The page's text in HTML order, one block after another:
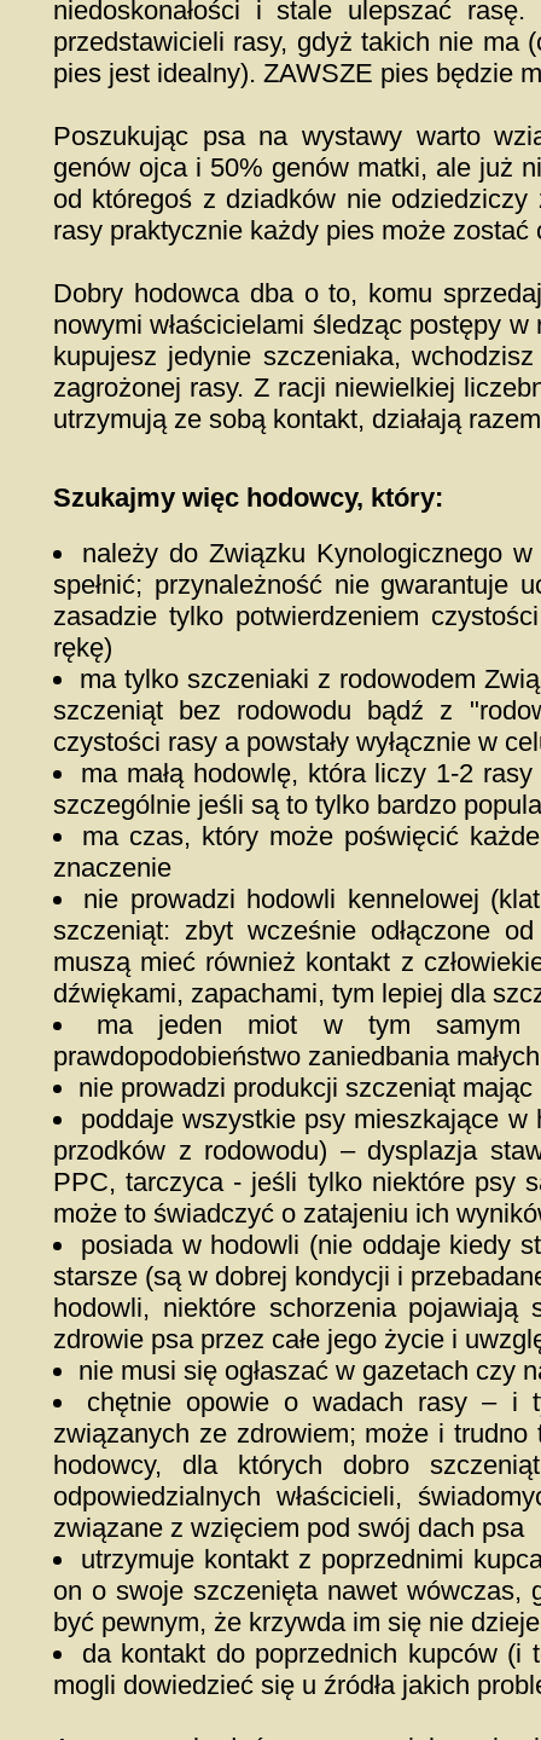
niedoskonałości i stale ulepszać
przedstawicieli rasy, gdyż takich nie ma
pies jest idealny). ZAWSZE pies będzie
Poszukując psa na wystawy warto
genów ojca i 50% genów matki, ale już
od któregoś z dziadków nie
rasy praktycznie każdy pies może
Dobry hodowca dba o to, komu
nowymi właścicielami śledząc postępy
kupujesz jedynie szczeniaka,
zagrożonej rasy. Z racji niewielkiej
utrzymują ze sobą kontakt, działają
Szukajmy więc hodowcy, który:
należy do Związku Kynologicznego
spełnić; przynależność nie gwarantuje
zasadzie tylko potwierdzeniem
rękę)
ma tylko szczeniaki z rodowodem
szczeniąt bez rodowodu bądź z
czystości rasy a powstały wyłącznie w
ma małą hodowlę, która liczy 1-2
szczególnie jeśli są to tylko bardzo
ma czas, który może poświęcić
znaczenie
nie prowadzi hodowli kennelowej
szczeniąt: zbyt wcześnie odłączone
muszą mieć również kontakt z
dźwiękami, zapachami, tym lepiej dla
ma jeden miot w tym samym
prawdopodobieństwo zaniedbania
nie prowadzi produkcji szczeniąt
poddaje wszystkie psy mieszkające
przodków z rodowodu) – dysplazja
PPC, tarczyca - jeśli tylko niektóre psy
może to świadczyć o zatajeniu ich
posiada w hodowli (nie oddaje kiedy
starsze (są w dobrej kondycji i
hodowli, niektóre schorzenia
zdrowie psa przez całe jego życie i
nie musi się ogłaszać w gazetach czy
chętnie opowie o wadach rasy – i
związanych ze zdrowiem; może i
hodowcy, dla których dobro
odpowiedzialnych właścicieli,
związane z wzięciem pod swój dach psa
utrzymuje kontakt z poprzednimi
on o swoje szczenięta nawet
być pewnym, że krzywda im się nie dzieje
da kontakt do poprzednich kupców
mogli dowiedzieć się u źródła jakich